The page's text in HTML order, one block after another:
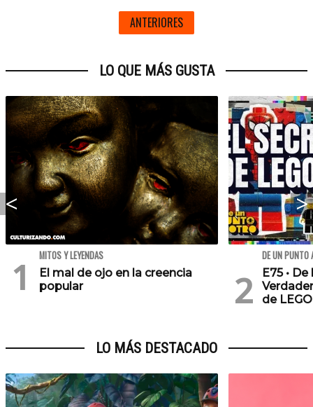
ANTERIORES
LO QUE MÁS GUSTA
MITOS Y LEYENDAS
El mal de ojo en la creencia
popular
DE UN PUNTO
E75 •
de
LO MÁS DESTACADO